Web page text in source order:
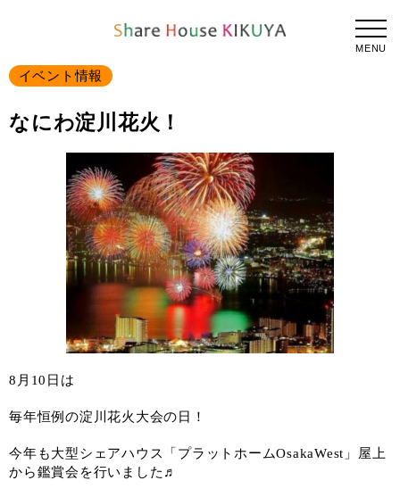
MENU
イベント情報
なにわ淀川花火！
8月10日は
毎年恒例の淀川花火大会の日！
今年も大型シェアハウス「プラットホームOsakaWest」屋上
から鑑賞会を行いました♬